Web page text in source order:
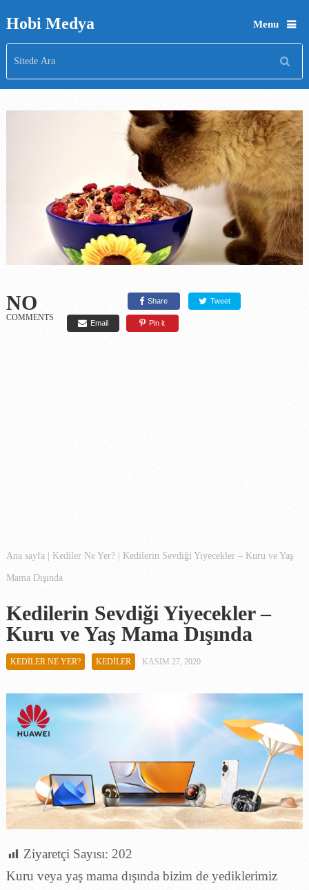
Hobi Medya Menu
NO
COMMENTS
Share Tweet
Email Pin it
Ana sayfa | Kediler Ne Yer?| Kedilerin Sevdiği Yiyecekler – Kuru ve Yaş
Mama Dışında
Kedilerin Sevdiği Yiyecekler –
Kuru ve Yaş Mama Dışında
KEDILER NE YER? KEDILER KASIM 27, 2020
Ziyaretçi Sayısı: 202
Kuru veya yaş mama dışında bizim de yediklerimiz